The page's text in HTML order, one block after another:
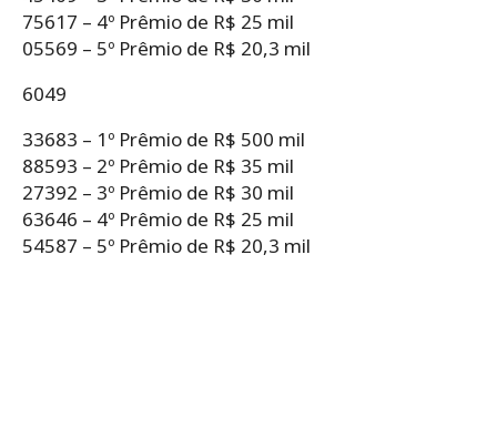
75617 – 4º Prêmio de R$ 25 mil
05569 – 5º Prêmio de R$ 20,3 mil
6049
33683 – 1º Prêmio de R$ 500 mil
88593 – 2º Prêmio de R$ 35 mil
27392 – 3º Prêmio de R$ 30 mil
63646 – 4º Prêmio de R$ 25 mil
54587 – 5º Prêmio de R$ 20,3 mil